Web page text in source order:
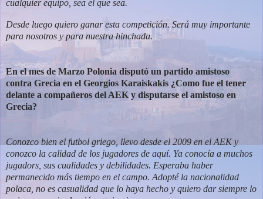
cualquier equipo, sea el que sea.
Desde luego quiero ganar esta competición. Será muy importante
para nosotros y para nuestra hinchada.
En el mes de Marzo Polonia disputó un partido amistoso
contra Grecia en el Georgios Karaiskakis ¿Como fue el tener
delante a compañeros del AEK y disputarse el amistoso en
Grecia?
Conozco bien el futbol griego, llevo desde el 2009 en el AEK y
conozco la calidad de los jugadores de aquí. Ya conocía a muchos
jugadors, sus cualidades y debilidades. Esperaba haber
permanecido más tiempo en el campo. Adopté la nacionalidad
polaca, no es casualidad que lo haya hecho y quiero dar siempre lo